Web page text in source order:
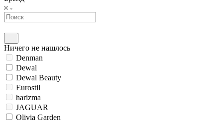
Ничего не нашлось
Denman
Dewal
Dewal Beauty
Eurostil
harizma
JAGUAR
Olivia Garden